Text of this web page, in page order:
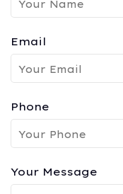
Email
Phone
Your Message